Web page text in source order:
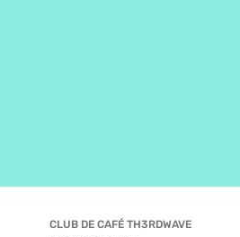
CLUB DE CAFÉ TH3RDWAVE